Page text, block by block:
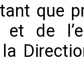
que
de